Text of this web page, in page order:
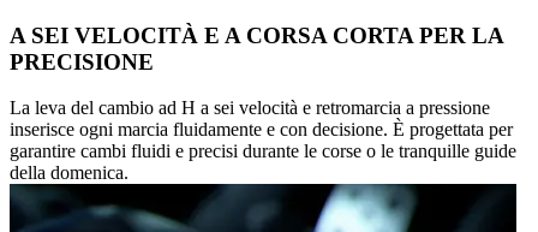
A SEI VELOCITÀ E A CORSA CORTA PER LA
PRECISIONE
La leva del cambio ad H a sei velocità e retromarcia a pressione
inserisce ogni marcia fluidamente e con decisione. È progettata per
garantire cambi fluidi e precisi durante le corse o le tranquille guide
della domenica.